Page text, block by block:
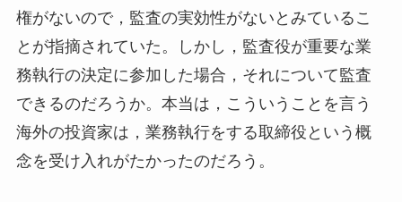
権がないので，監査の実効性がないとみているこ
とが指摘されていた。しかし，監査役が重要な業
務執行の決定に参加した場合，それについて監査
できるのだろうか。本当は，こういうことを言う
海外の投資家は，業務執行をする取締役という概
念を受け入れがたかったのだろう。